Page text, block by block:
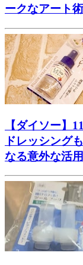
ークなアート術
【ダイソー】
ドレッシング
なる意外な活